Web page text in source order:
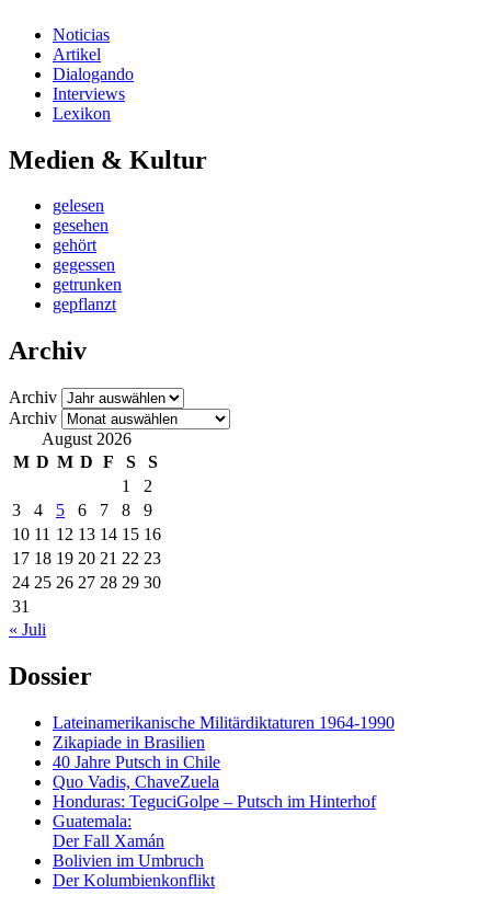
Noticias
Artikel
Dialogando
Interviews
Lexikon
Medien & Kultur
gelesen
gesehen
gehört
gegessen
getrunken
gepflanzt
Archiv
Archiv
Archiv
August 2026
M D M D F S
S
1
2
3
4 5 6 7 8
9
10 11 12 13 14 15 16
17 18 19 20 21 22 23
24 25 26 27 28 29 30
31
« Juli
Dossier
Lateinamerikanische Militärdiktaturen 1964-1990
Zikapiade in Brasilien
40 Jahre Putsch in Chile
Quo Vadis, ChaveZuela
Honduras: TeguciGolpe – Putsch im Hinterhof
Guatemala:
Der Fall Xamán
Bolivien im Umbruch
Der Kolumbienkonflikt